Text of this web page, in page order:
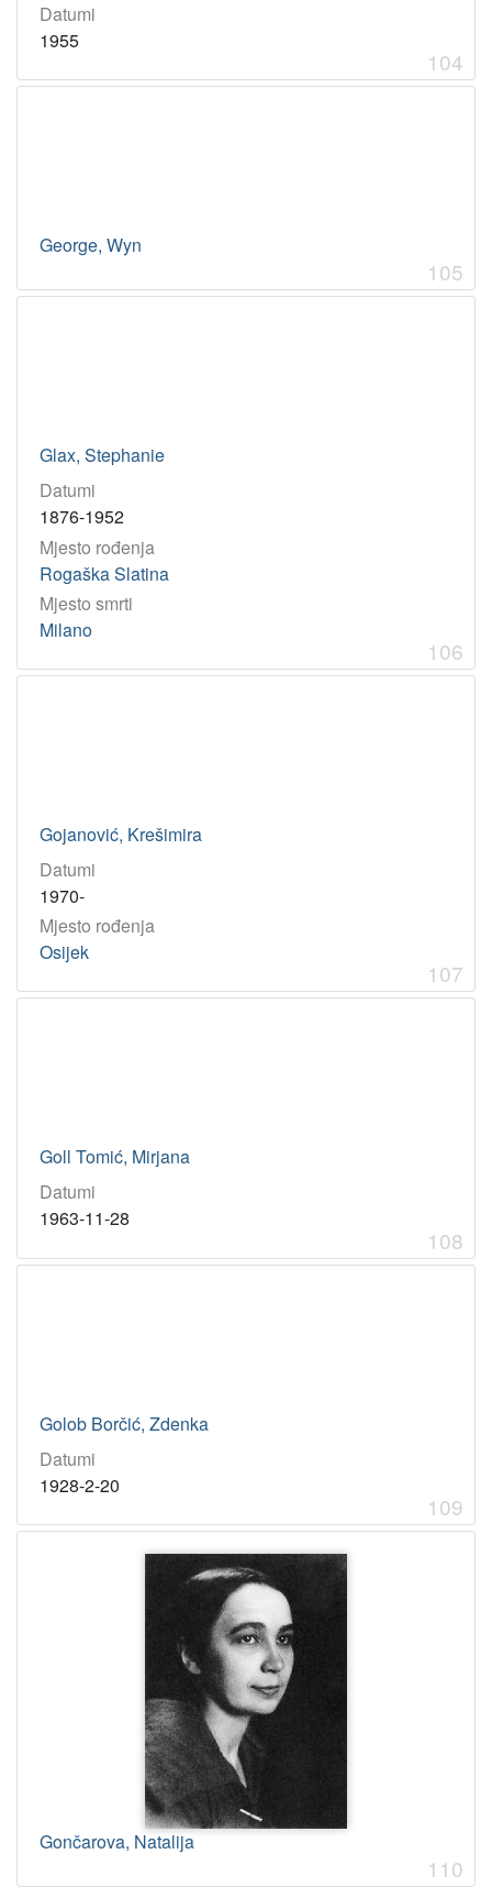
Datumi
1955
104
George, Wyn
105
Glax, Stephanie
Datumi
1876-1952
Mjesto rođenja
Rogaška Slatina
Mjesto smrti
Milano
106
Gojanović, Krešimira
Datumi
1970-
Mjesto rođenja
Osijek
107
Goll Tomić, Mirjana
Datumi
1963-11-28
108
Golob Borčić, Zdenka
Datumi
1928-2-20
109
Gončarova, Natalija
110